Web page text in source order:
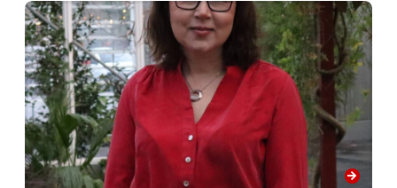
arrow_forward